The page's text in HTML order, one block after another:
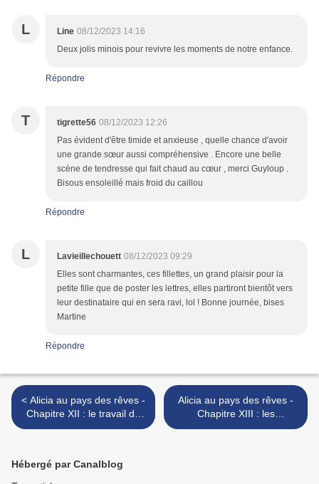
L Line 08/12/2023 14:16
Deux jolis minois pour revivre les moments de notre enfance.
Répondre
T tigrette56 08/12/2023 12:26
Pas évident d'être timide et anxieuse , quelle chance d'avoir
une grande sœur aussi compréhensive . Encore une belle
scène de tendresse qui fait chaud au cœur , merci Guyloup .
Bisous ensoleillé mais froid du caillou
Répondre
L Lavieillechouett 08/12/2023 09:29
Elles sont charmantes, ces fillettes, un grand plaisir pour la
petite fille que de poster les lettres, elles partiront bientôt vers
leur destinataire qui en sera ravi, lol ! Bonne journée, bises
Martine
Répondre
< Alicia au pays des rêves -
Chapitre XII : le travail de
Noël des lutins
Alicia au pays des rêves -
Chapitre XIII : les
bonshommes en pain
Hébergé par Canalblog